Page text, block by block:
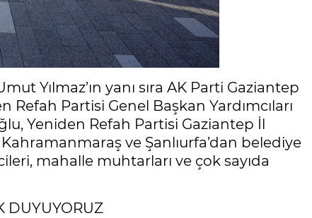
Yılmaz’ın yanı sıra AK Parti Gaziantep
Refah Partisi Genel Başkan Yardımcıları
Yeniden Refah Partisi Gaziantep İl
ve Şanlıurfa’dan belediye
mahalle muhtarları ve çok sayıda
DUYUYORUZ